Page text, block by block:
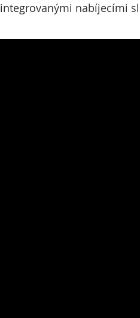
integrovanými nabíjecími